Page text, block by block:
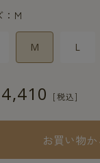
：M
M L
お買い物